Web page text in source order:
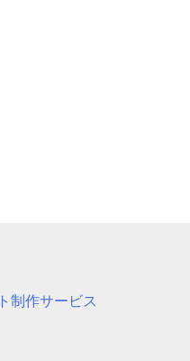
制作サービス